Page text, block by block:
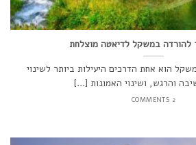
להורדה במשקל לדיאטה מוצלחת
הוא אחת הדרכים היעילות ביותר לשינוי
והרגש, ושינוי האמונות [...]
2 COMMENTS